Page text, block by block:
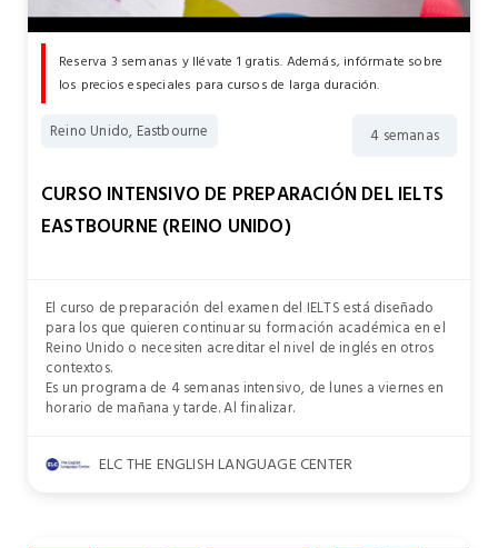
Reserva 3 semanas y llévate 1 gratis. Además, infórmate sobre
los precios especiales para cursos de larga duración.
Reino Unido, Eastbourne 4 semanas
CURSO INTENSIVO DE PREPARACIÓN DEL IELTS
EASTBOURNE (REINO UNIDO)
El curso de preparación del examen del IELTS está diseñado
para los que quieren continuar su formación académica en el
Reino Unido o necesiten acreditar el nivel de inglés en otros
contextos.
Es un programa de 4 semanas intensivo, de lunes a viernes en
horario de mañana y tarde. Al finalizar.
ELC THE ENGLISH LANGUAGE CENTER